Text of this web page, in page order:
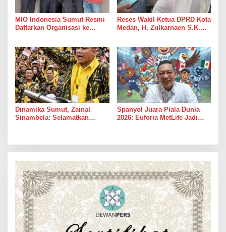
MIO Indonesia Sumut Resmi
Daftarkan Organisasi ke
Media Online
Reses Wakil Ketua DPRD Kota
Medan, H. Zulkarnaen S.K.M
Perjuangan Diaspal Mulus
Dinamika Sumut, Zainal
Sinambela: Selamatkan
Spanyol Juara Piala Dunia
2026: Euforia MetLife Jadi